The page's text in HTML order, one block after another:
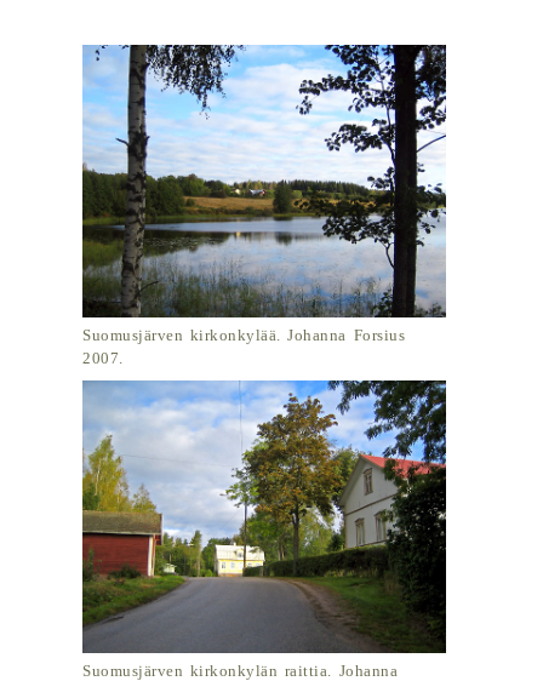
Suomusjärven kirkonkylää. Johanna Forsius
2007.
Suomusjärven kirkonkylän raittia. Johanna